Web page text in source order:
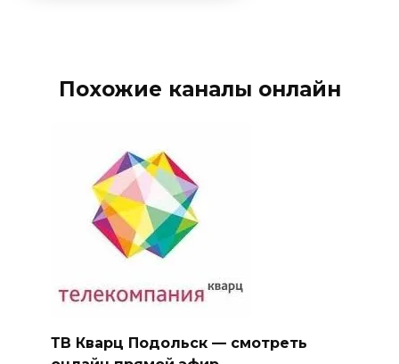
Похожие каналы онлайн
ТВ Кварц Подольск — смотреть